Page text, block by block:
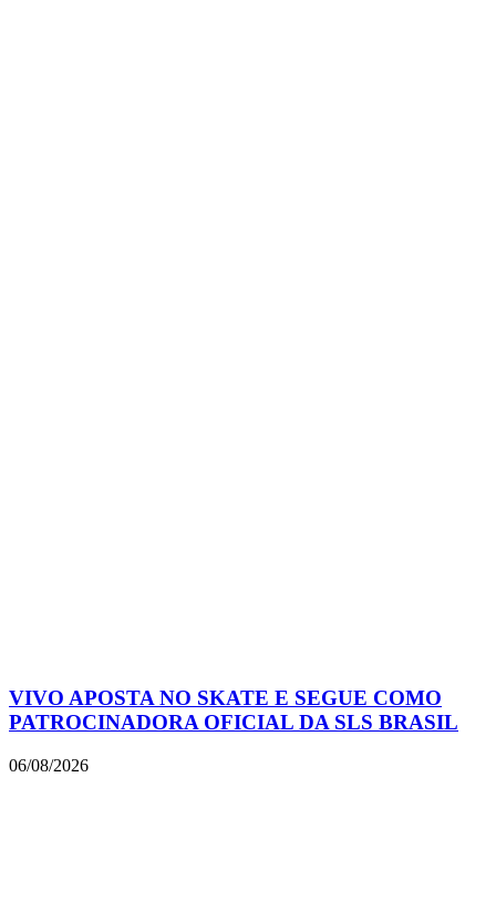
VIVO APOSTA NO SKATE E SEGUE COMO
PATROCINADORA OFICIAL DA SLS BRASIL
06/08/2026